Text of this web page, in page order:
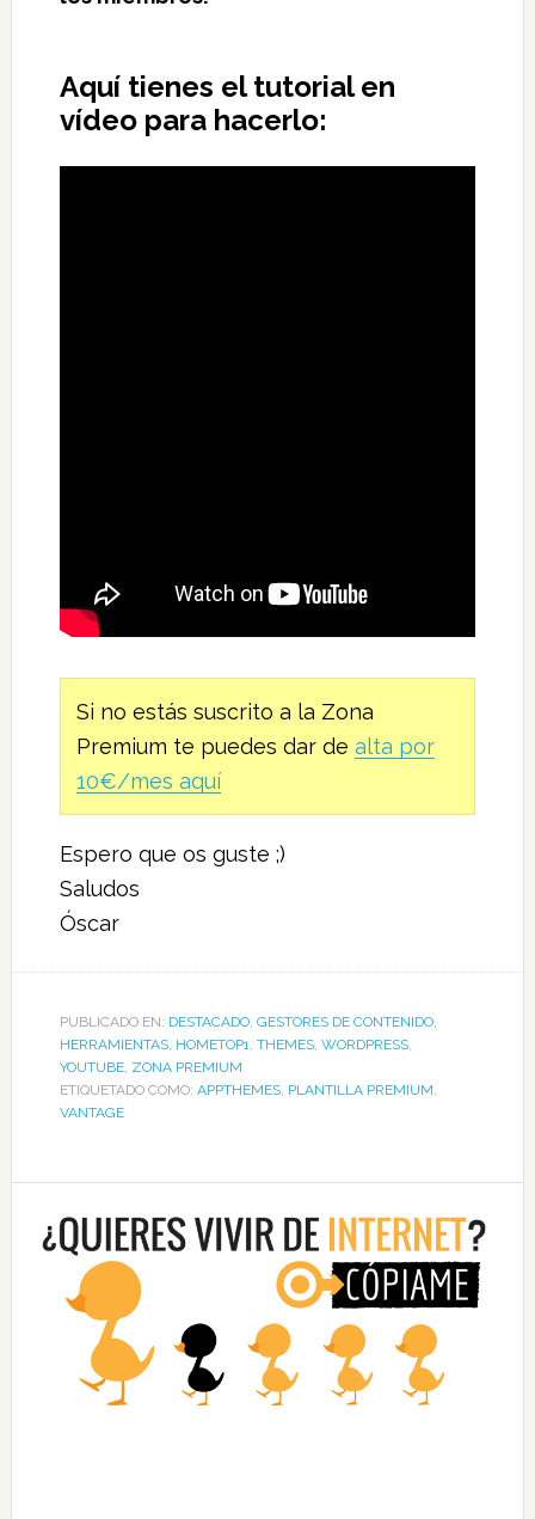
Aquí tienes el tutorial en
vídeo para hacerlo:
Si no estás suscrito a la Zona
Premium te puedes dar de alta por
10€/mes aquí
Espero que os guste ;)
Saludos
Óscar
PUBLICADO EN: DESTACADO, GESTORES DE CONTENIDO,
HERRAMIENTAS, HOMETOP1, THEMES, WORDPRESS,
YOUTUBE, ZONA PREMIUM
ETIQUETADO COMO: APPTHEMES, PLANTILLA PREMIUM,
VANTAGE